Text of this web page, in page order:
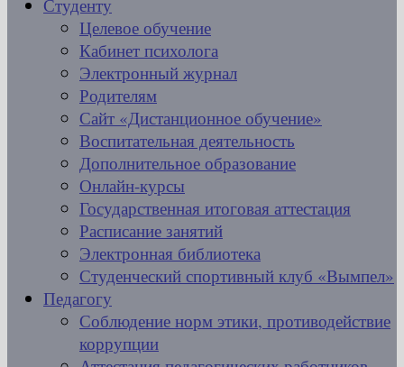
Студенту
Целевое обучение
Кабинет психолога
Электронный журнал
Родителям
Сайт «Дистанционное обучение»
Воспитательная деятельность
Дополнительное образование
Онлайн-курсы
Государственная итоговая аттестация
Расписание занятий
Электронная библиотека
Студенческий спортивный клуб «Вымпел»
Педагогу
Соблюдение норм этики, противодействие
коррупции